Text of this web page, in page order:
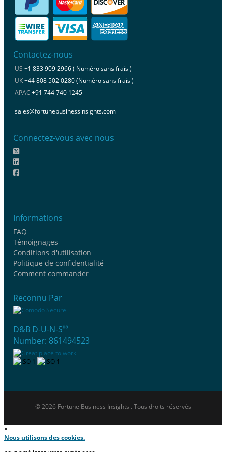
Contactez-nous
US +1 833 909 2966 ( Numéro sans frais )
UK+44 808 502 0280 (Numéro sans frais )
APAC +91 744 740 1245
sales@fortunebusinessinsights.com
Connectez-vous avec nous
Informations
FAQ
Témoignages
Conditions d'utilisation
Politique de confidentialité
Comment commander
Reconnu Par
D&B D-U-N-S®
Number: 861494523
© 2026 Fortune Business Insights . Tous droits réservés
×
Nous utilisons des cookies.